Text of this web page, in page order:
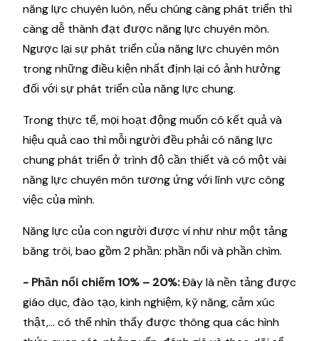
năng lực chuyên luôn, nếu chúng càng phát triển thì
càng dễ thành đạt được năng lực chuyên môn.
Ngược lại sự phát triển của năng lực chuyên môn
trong những điều kiện nhất định lại có ảnh hưởng
đối với sự phát triển của năng lực chung.
Trong thực tế, mọi hoạt động muốn có kết quả và
hiệu quả cao thì mỗi người đều phải có năng lực
chung phát triển ở trình độ cần thiết và có một vài
năng lực chuyên môn tương ứng với lĩnh vực công
việc của mình.
Năng lực của con người được ví như như một tảng
băng trôi, bao gồm 2 phần: phần nổi và phần chìm.
- Phần nổi chiếm 10% – 20%:Đây là nền tảng được
giáo dục, đào tạo, kinh nghiệm, kỹ năng, cảm xúc
thật,… có thể nhìn thấy được thông qua các hình